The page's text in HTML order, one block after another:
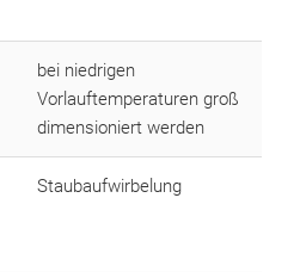
bei niedrigen
Vorlauftemperaturen groß
dimensioniert werden
Staubaufwirbelung